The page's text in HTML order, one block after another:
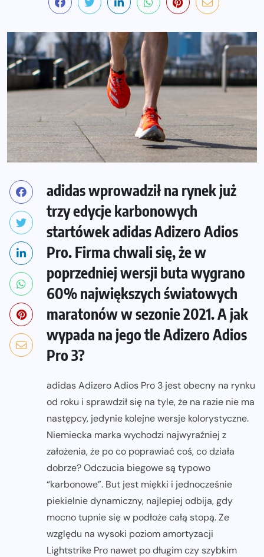
adidas wprowadził na rynek już
trzy edycje karbonowych
startówek adidas Adizero Adios
Pro. Firma chwali się, że w
poprzedniej wersji buta wygrano
60% największych światowych
maratonów w sezonie 2021. A jak
wypada na jego tle Adizero Adios
Pro 3?
adidas Adizero Adios Pro 3 jest obecny na rynku
od roku i sprawdził się na tyle, że na razie nie ma
następcy, jedynie kolejne wersje kolorystyczne.
Niemiecka marka wychodzi najwyraźniej z
założenia, że po co poprawiać coś, co działa
dobrze? Odczucia biegowe są typowo
“karbonowe”. But jest miękki i jednocześnie
piekielnie dynamiczny, najlepiej odbija, gdy
mocno tupnie się w podłoże całą stopą. Ze
względu na wysoki poziom amortyzacji
Lightstrike Pro nawet po długim czy szybkim